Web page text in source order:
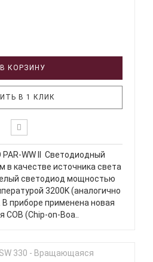
В КОРЗИНУ
В 1 КЛИК
PAR-WW II Светодиодный
в качестве источника света
светодиод мощностью
3200K (аналогично
В приборе применена новая
COB (Chip-on-Boa..